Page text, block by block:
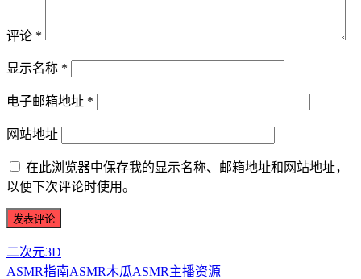
评论 *
显示名称 *
电子邮箱地址 *
网站地址
在此浏览器中保存我的显示名称、邮箱地址和网站地址，
以便下次评论时使用。
二次元3D
ASMR指南ASMR木瓜ASMR主播资源